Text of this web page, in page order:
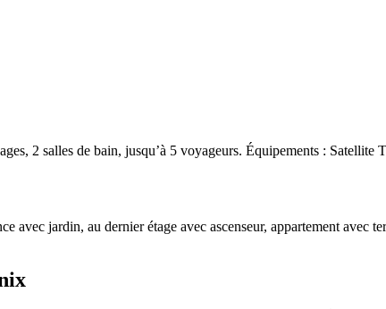
2 salles de bain, jusqu’à 5 voyageurs. Équipements :
avec jardin, au dernier étage avec ascenseur, appartement avec